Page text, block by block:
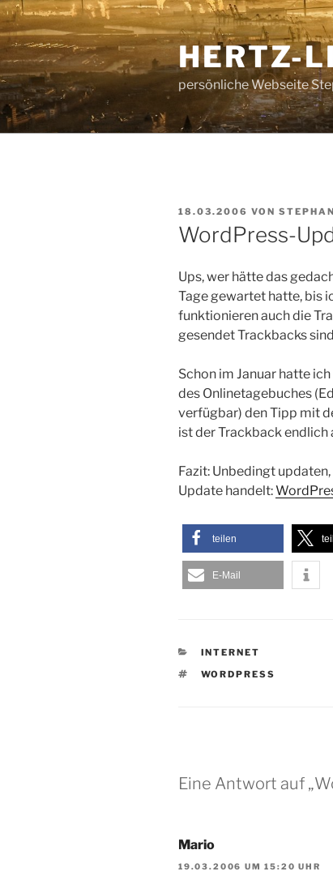
Zum
Inhalt
springen
HERTZ-
persönliche Webseite
VERÖFFENTLICHT
AM
18.03.2006 VON
WordPress-
Ups, wer hätte das
Tage gewartet hatte, bis
funktionieren auch die
gesendet Trackbacks
Schon im Januar hatte
des Onlinetagebuches
verfügbar) den Tipp mit
ist der Trackback
Fazit: Unbedingt
Update handelt:
teilen
E-Mail
KATEGORIEN
INTERNET
SCHLAGWÖRTER
WORDPRESS
Eine Antwort auf
Mario
19.03.2006 UM 15:20 UHR